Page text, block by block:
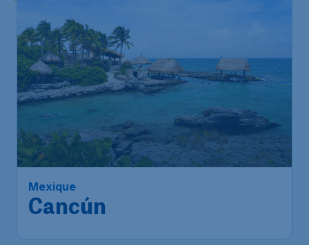
Mexique
Cancún